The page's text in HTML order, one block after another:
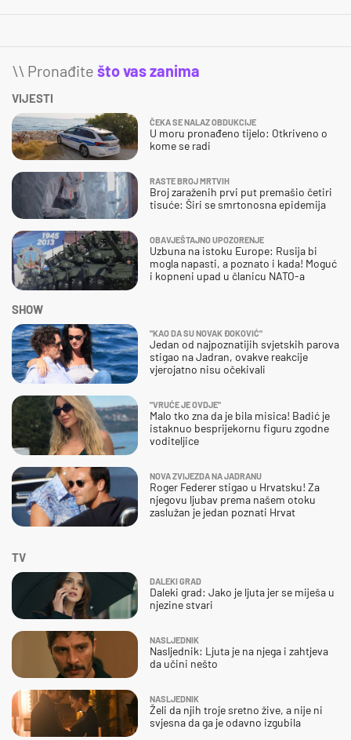
\\ Pronađite što vas zanima
VIJESTI
ČEKA SE NALAZ OBDUKCIJE
U moru pronađeno tijelo: Otkriveno o
kome se radi
RASTE BROJ MRTVIH
Broj zaraženih prvi put premašio četiri
tisuće: Širi se smrtonosna epidemija
OBAVJEŠTAJNO UPOZORENJE
Uzbuna na istoku Europe: Rusija bi
mogla napasti, a poznato i kada! Moguć
i kopneni upad u članicu NATO-a
SHOW
"KAO DA SU NOVAK ĐOKOVIĆ"
Jedan od najpoznatijih svjetskih parova
stigao na Jadran, ovakve reakcije
vjerojatno nisu očekivali
"VRUĆE JE OVDJE"
Malo tko zna da je bila misica! Badić je
istaknuo besprijekornu figuru zgodne
voditeljice
NOVA ZVIJEZDA NA JADRANU
Roger Federer stigao u Hrvatsku! Za
njegovu ljubav prema našem otoku
zaslužan je jedan poznati Hrvat
TV
DALEKI GRAD
Daleki grad: Jako je ljuta jer se miješa u
njezine stvari
NASLJEDNIK
Nasljednik: Ljuta je na njega i zahtjeva
da učini nešto
NASLJEDNIK
Želi da njih troje sretno žive, a nije ni
svjesna da ga je odavno izgubila